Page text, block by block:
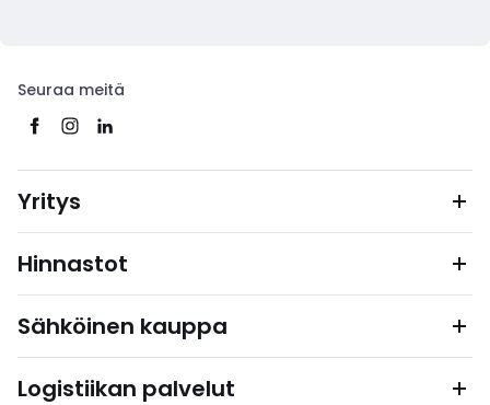
Seuraa meitä
Yritys
Hinnastot
Sähköinen kauppa
Logistiikan palvelut